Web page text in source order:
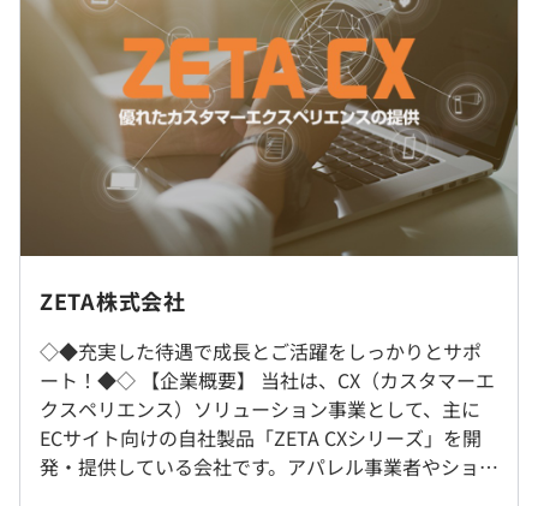
る、よいステージになると思います。
■花王様
https://eczine.jp/news/detail/16622
■コーナン商事様
https://eczine.jp/news/detail/16249
【入社後のスキルアップ支援制度】
・社内発表会、勉強会の開催
・書籍購入支援制度
・ユニット体制での支援
Web開催となります。
受動喫煙防止措置に関する事項
敷地内禁煙
実施日のみ
オープンカンパニーのためなし
オープンカンパニーのためなし
雇用形態により異なります。
雇用関係なし
前年度 採用者数6人 離職者数0人
2年度前 採用者数4人 離職者数0人
3年度前 採用者数4人 離職者数1人
過去３年間の新卒採用者数の男女別人数
前年度 男性5人 女性1人
2年度前 男性0人 女性4人
3年度前 男性2人 女性2人
平均勤続年数
研修の有無及び内容
新入社員を対象に2カ月程度の社内研修をおこなった後、
OJTにて業務を覚えていただきます。
自己啓発支援の有無及びその内容
ZETA株式会社
◇◆充実した待遇で成長とご活躍をしっかりとサポ
ート！◆◇ 【企業概要】 当社は、CX（カスタマーエ
クスペリエンス）ソリューション事業として、主に
ECサイト向けの自社製品「ZETA CXシリーズ」を開
発・提供している会社です。アパレル事業者やショッ